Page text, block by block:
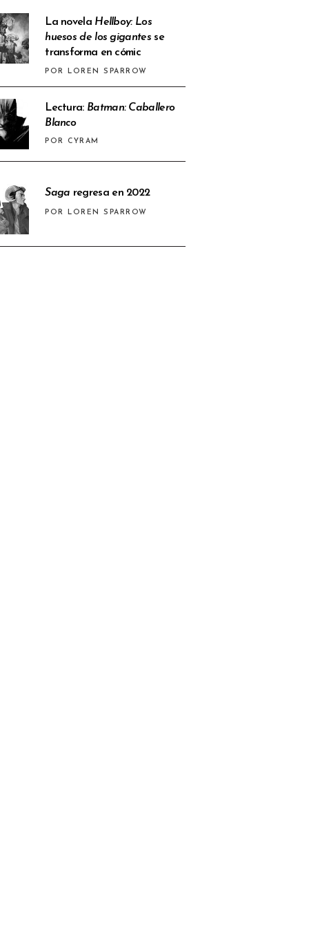
La novela Hellboy: Los
huesos de los gigantesse
transforma en cómic
POR LOREN SPARROW
Lectura: Batman: Caballero
Blanco
POR CYRAM
Saga regresa en 2022
POR LOREN SPARROW